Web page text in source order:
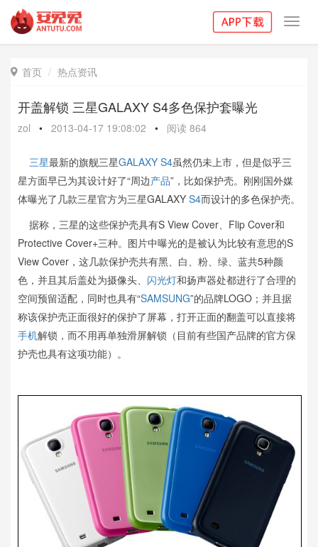
 首页 热点资讯
开盖解锁 三星GALAXY S4多色保护套曝光
zol • 2013-04-17 19:08:02 • 阅读 864
三星最新的旗舰三星GALAXY S4虽然仍未上市，但是似乎三
星方面早已为其设计好了“周边产品”，比如保护壳。刚刚国外媒
体曝光了几款三星官方为三星GALAXY S4而设计的多色保护壳。
据称，三星的这些保护壳具有S View Cover、Flip Cover和
Protective Cover+三种。图片中曝光的是被认为比较有意思的S
View Cover，这几款保护壳共有黑、白、粉、绿、蓝共5种颜
色，并且其后盖处为摄像头、 闪光灯和扬声器处都进行了合理的
空间预留适配，同时也具有“SAMSUNG”的品牌LOGO；并且据
称该保护壳正面很好的保护了屏幕，打开正面的翻盖可以直接将
手机解锁，而不用再单独滑屏解锁（目前有些国产品牌的官方保
护壳也具有这项功能）。